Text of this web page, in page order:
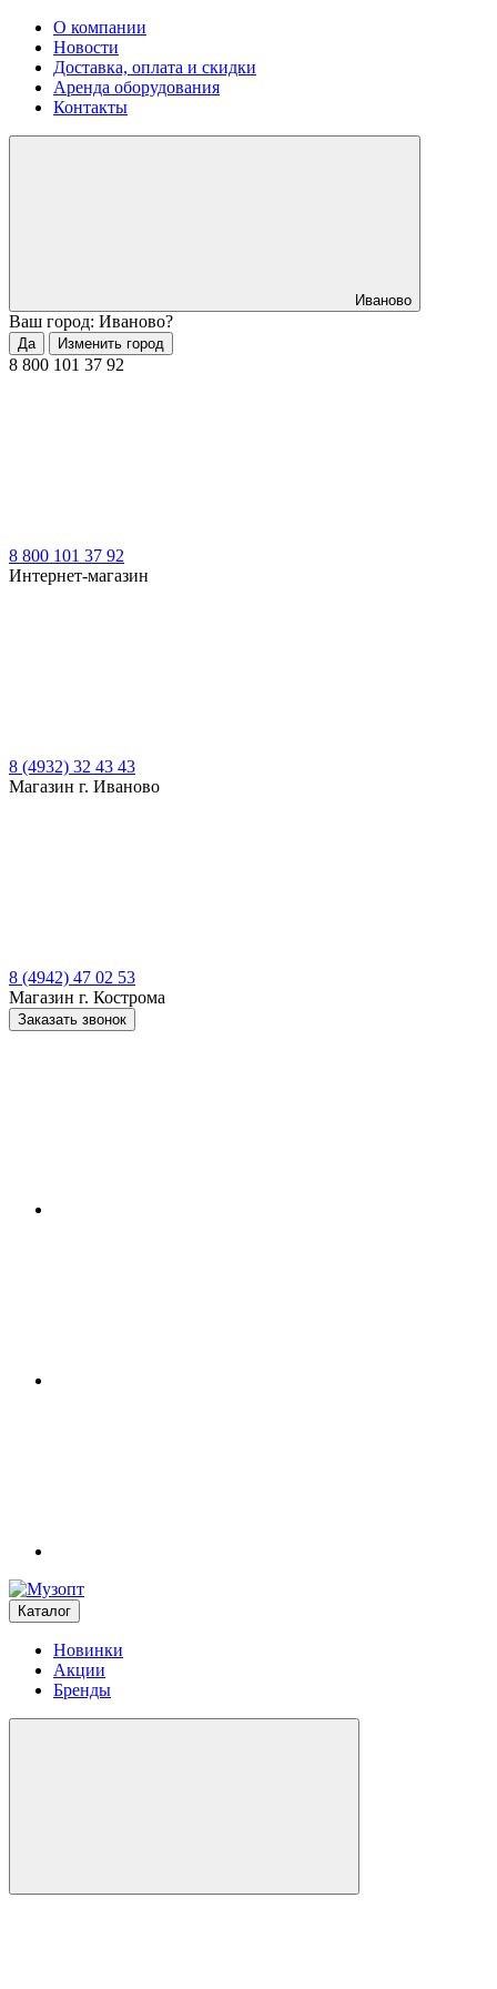
О компании
Новости
Доставка, оплата и скидки
Аренда оборудования
Контакты
Иваново
Ваш город: Иваново?
Да Изменить город
8 800 101 37 92
8 800 101 37 92
Интернет-магазин
8 (4932) 32 43 43
Магазин г. Иваново
8 (4942) 47 02 53
Магазин г. Кострома
Заказать звонок
Каталог
Новинки
Акции
Бренды